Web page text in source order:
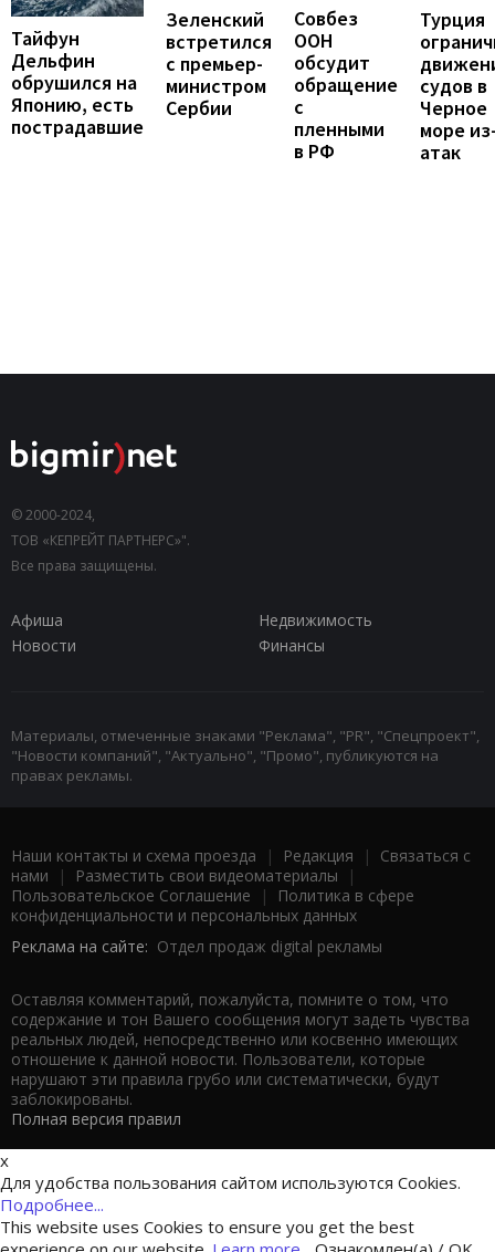
Тайфун
Дельфин
обрушился на
Японию, есть
пострадавшие
Зеленский
встретился
с премьер-
министром
Сербии
Совбез
ООН
обсудит
обращение
с
пленными
в РФ
Турция
судов в
Черное
море
атак
© 2000-2024,
ТОВ «КЕПРЕЙТ ПАРТНЕРС»".
Все права защищены.
Афиша
Недвижимость
Новости
Финансы
Материалы, отмеченные знаками "Реклама", "PR", "Спецпроект",
"Новости компаний", "Актуально", "Промо", публикуются на
правах рекламы.
Наши контакты и схема проезда | Редакция | Связаться с
нами | Разместить свои видеоматериалы |
Пользовательское Соглашение |
Политика в сфере
конфиденциальности и персональных данных
Реклама на сайте: Отдел продаж digital рекламы
Оставляя комментарий, пожалуйста, помните о том, что
содержание и тон Вашего сообщения могут задеть чувства
реальных людей, непосредственно или косвенно имеющих
отношение к данной новости. Пользователи, которые
нарушают эти правила грубо или систематически, будут
заблокированы.
Полная версия правил
x
Для удобства пользования сайтом используются Cookies.
Подробнее...
This website uses Cookies to ensure you get the best